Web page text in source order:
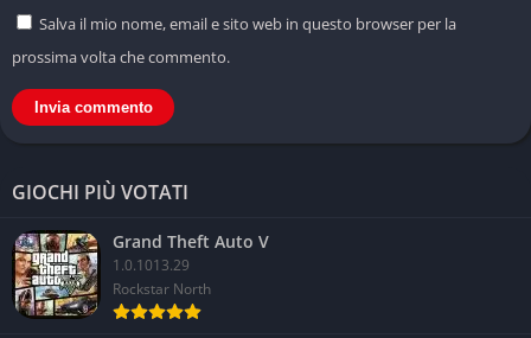
Salva il mio nome, email e sito web in questo browser per la
prossima volta che commento.
GIOCHI PIÙ VOTATI
Grand Theft Auto V
1.0.1013.29
Rockstar North